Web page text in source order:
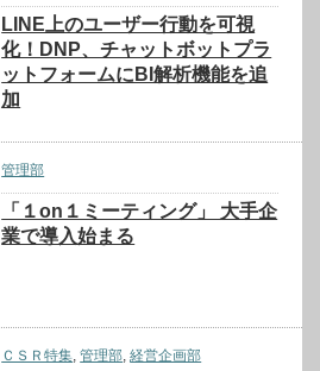
LINE上のユーザー行動を可視
化！DNP、チャットボットプラ
ットフォームにBI解析機能を追
加
管理部
「１on１ミーティング」 大手企
業で導入始まる
ＣＳＲ特集,管理部,経営企画部